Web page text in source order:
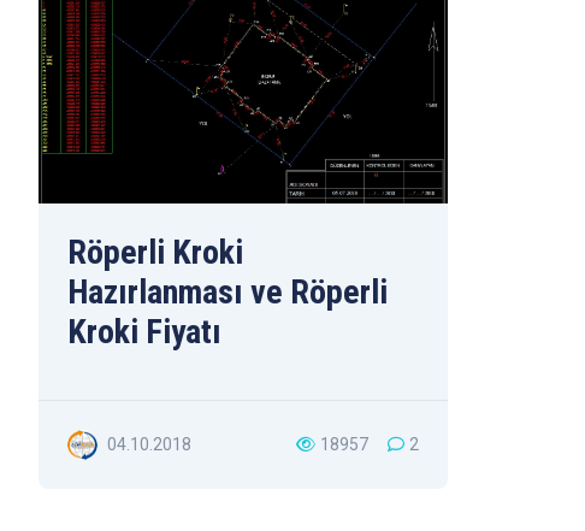
Röperli Kroki
Hazırlanması ve Röperli
Kroki Fiyatı
04.10.2018 18957 2